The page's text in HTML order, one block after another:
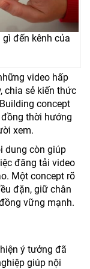
đến kênh của
video hấp
chia sẻ kiến thức
concept
thời hướng
xem.
dung còn giúp
đăng tải video
Một concept rõ
đặn, giữ chân
vững mạnh.
ý tưởng đã
giúp nội